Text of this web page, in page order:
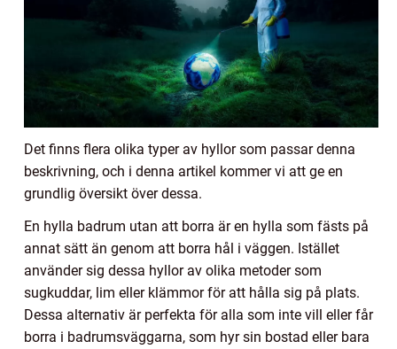
Det finns flera olika typer av hyllor som passar denna
beskrivning, och i denna artikel kommer vi att ge en
grundlig översikt över dessa.
En hylla badrum utan att borra är en hylla som fästs på
annat sätt än genom att borra hål i väggen. Istället
använder sig dessa hyllor av olika metoder som
sugkuddar, lim eller klämmor för att hålla sig på plats.
Dessa alternativ är perfekta för alla som inte vill eller får
borra i badrumsväggarna, som hyr sin bostad eller bara